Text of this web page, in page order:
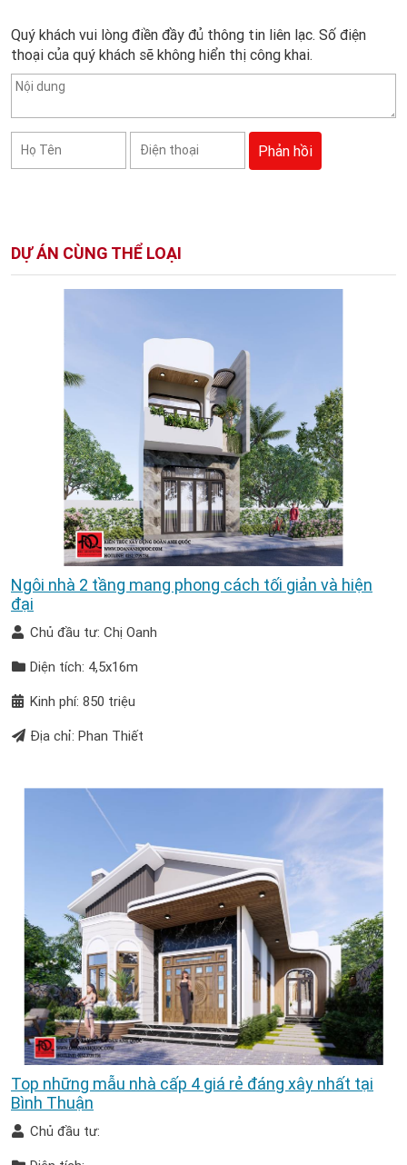
Quý khách vui lòng điền đầy đủ thông tin liên lạc. Số điện
thoại của quý khách sẽ không hiển thị công khai.
DỰ ÁN CÙNG THỂ LOẠI
Ngôi nhà 2 tầng mang phong cách tối giản và hiện
đại
Chủ đầu tư: Chị Oanh
Diện tích: 4,5x16m
Kinh phí: 850 triệu
Địa chỉ: Phan Thiết
Top những mẫu nhà cấp 4 giá rẻ đáng xây nhất tại
Bình Thuận
Chủ đầu tư: